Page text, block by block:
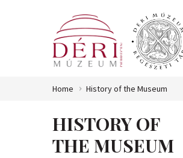
Home History of the Museum
HISTORY OF
THE MUSEUM